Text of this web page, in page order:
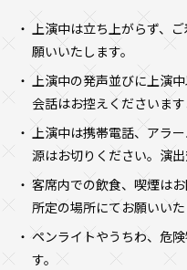
上演中は立ち上がらず、
願いいたします。
上演中の発声並びに上演
会話はお控えくださいます
上演中は携帯電話、アラ
源はお切りください。演出
客席内での飲食、喫煙は
所定の場所にてお願いいた
ペンライトやうちわ、危
す。